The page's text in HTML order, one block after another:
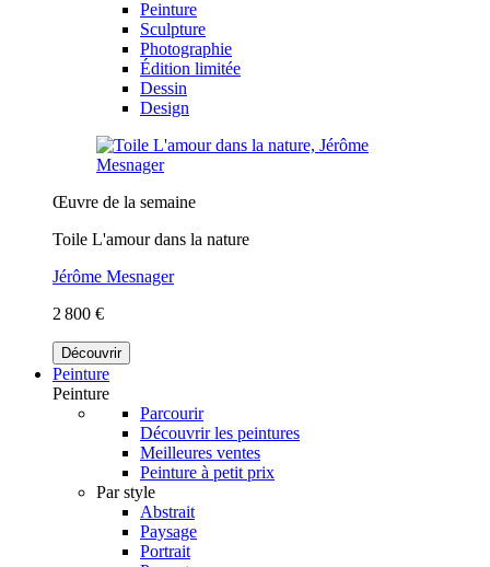
Peinture
Sculpture
Photographie
Édition limitée
Dessin
Design
Œuvre de la semaine
Toile L'amour dans la nature
Jérôme Mesnager
2 800 €
Découvrir
Peinture
Peinture
Parcourir
Découvrir les peintures
Meilleures ventes
Peinture à petit prix
Par style
Abstrait
Paysage
Portrait